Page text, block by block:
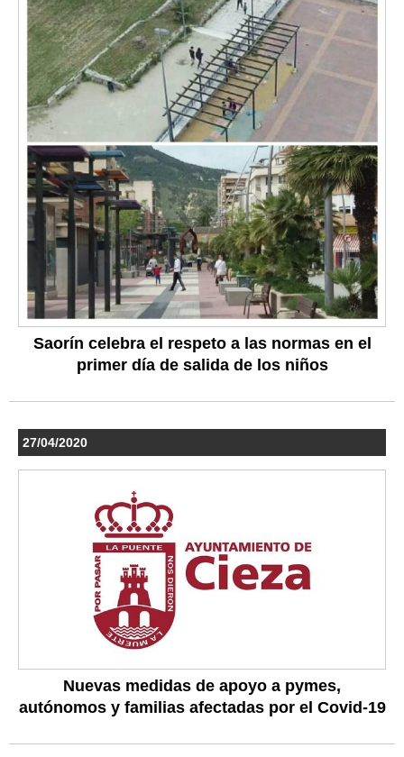
Saorín celebra el respeto a las normas en el
primer día de salida de los niños
27/04/2020
Nuevas medidas de apoyo a pymes,
autónomos y familias afectadas por el Covid-19